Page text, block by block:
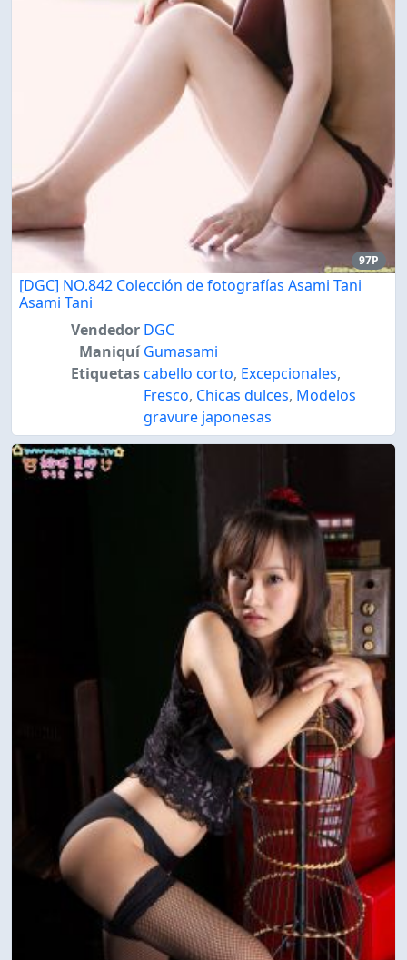
97P
[DGC] NO.842 Colección de fotografías Asami Tani
Asami Tani
Vendedor DGC
Maniquí Gumasami
Etiquetascabello corto, Excepcionales,
Fresco, Chicas dulces, Modelos
gravure japonesas